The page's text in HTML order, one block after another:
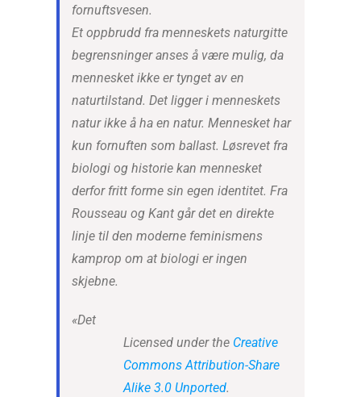
fornuftsvesen.
Et oppbrudd fra menneskets naturgitte
begrensninger anses å være mulig, da
mennesket ikke er tynget av en
naturtilstand. Det ligger i menneskets
natur ikke å ha en natur. Mennesket har
kun fornuften som ballast. Løsrevet fra
biologi og historie kan mennesket
derfor fritt forme sin egen identitet. Fra
Rousseau og Kant går det en direkte
linje til den moderne feminismens
kamprop om at biologi er ingen
skjebne.
Licensed under the Creative
Commons Attribution-Share
Alike 3.0 Unported.
«Det